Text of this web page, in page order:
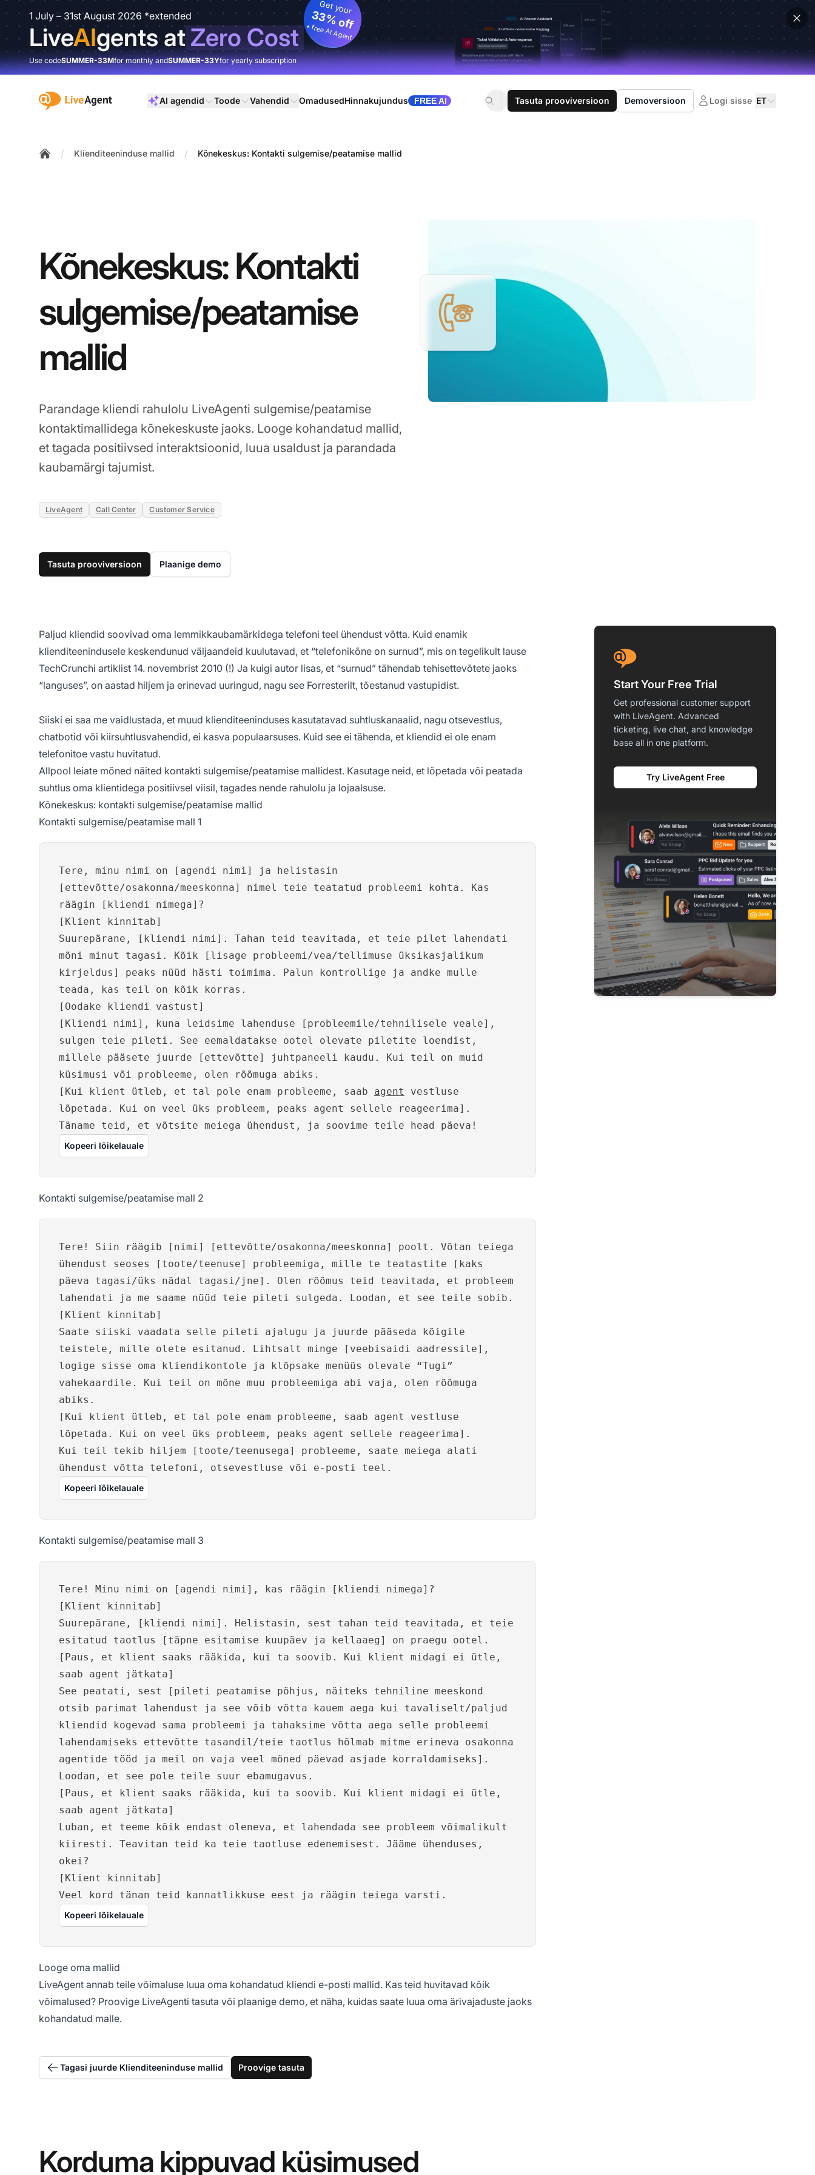
1 July – 31st August 2026 *extended
LiveAIgents atZero Cost
Get your
33% off
+ free AI Agent
Use codeSUMMER-33Mfor monthly andSUMMER-33Yfor yearly subscription
:site.title AI agendid Toode Vahendid OmadusedHinnakujundus FREE AI Tasuta prooviversioon Demoversioon Logi sisse ET
/ Klienditeeninduse mallid / Kõnekeskus: Kontakti sulgemise/peatamise mallid
Kõnekeskus: Kontakti
sulgemise/peatamise
mallid
Parandage kliendi rahulolu LiveAgenti sulgemise/peatamise
kontaktimallidega kõnekeskuste jaoks. Looge kohandatud mallid,
et tagada positiivsed interaktsioonid, luua usaldust ja parandada
kaubamärgi tajumist.
LiveAgent Call Center Customer Service
Tasuta prooviversioon Plaanige demo
Paljud kliendid soovivad oma lemmikkaubamärkidega telefoni teel ühendust võtta. Kuid enamik
klienditeenindusele keskendunud väljaandeid kuulutavad, et “telefonikõne on surnud”, mis on tegelikult lause
TechCrunchi artiklist 14. novembrist 2010 (!) Ja kuigi autor lisas, et “surnud” tähendab tehisettevõtete jaoks
“languses”, on aastad hiljem ja erinevad uuringud, nagu see Forresterilt, tõestanud vastupidist.
Siiski ei saa me vaidlustada, et muud klienditeeninduses kasutatavad suhtluskanaalid, nagu otsevestlus,
chatbotid või kiirsuhtlusvahendid, ei kasva populaarsuses. Kuid see ei tähenda, et kliendid ei ole enam
telefonitoe vastu huvitatud.
Allpool leiate mõned näited kontakti sulgemise/peatamise mallidest. Kasutage neid, et lõpetada või peatada
suhtlus oma klientidega positiivsel viisil, tagades nende rahulolu ja lojaalsuse.
Kõnekeskus: kontakti sulgemise/peatamise mallid
Kontakti sulgemise/peatamise mall 1
Tere, minu nimi on [agendi nimi] ja helistasin
[ettevõtte/osakonna/meeskonna] nimel teie teatatud probleemi kohta. Kas
räägin [kliendi nimega]?
[Klient kinnitab]
Suurepärane, [kliendi nimi]. Tahan teid teavitada, et teie pilet lahendati
mõni minut tagasi. Kõik [lisage probleemi/vea/tellimuse üksikasjalikum
kirjeldus] peaks nüüd hästi toimima. Palun kontrollige ja andke mulle
teada, kas teil on kõik korras.
[Oodake kliendi vastust]
[Kliendi nimi], kuna leidsime lahenduse [probleemile/tehnilisele veale],
sulgen teie pileti. See eemaldatakse ootel olevate piletite loendist,
millele pääsete juurde [ettevõtte] juhtpaneeli kaudu. Kui teil on muid
küsimusi või probleeme, olen rõõmuga abiks.
[Kui klient ütleb, et tal pole enam probleeme, saab agent
vestluse
lõpetada. Kui on veel üks probleem, peaks agent sellele reageerima].
Täname teid, et võtsite meiega ühendust, ja soovime teile head päeva!
Kopeeri lõikelauale
Kontakti sulgemise/peatamise mall 2
Tere! Siin räägib [nimi] [ettevõtte/osakonna/meeskonna] poolt. Võtan teiega
ühendust seoses [toote/teenuse] probleemiga, mille te teatastite [kaks
päeva tagasi/üks nädal tagasi/jne]. Olen rõõmus teid teavitada, et probleem
lahendati ja me saame nüüd teie pileti sulgeda. Loodan, et see teile sobib.
[Klient kinnitab]
Saate siiski vaadata selle pileti ajalugu ja juurde pääseda kõigile
teistele, mille olete esitanud. Lihtsalt minge [veebisaidi aadressile],
logige sisse oma kliendikontole ja klõpsake menüüs olevale “Tugi”
vahekaardile. Kui teil on mõne muu probleemiga abi vaja, olen rõõmuga
abiks.
[Kui klient ütleb, et tal pole enam probleeme, saab agent vestluse
lõpetada. Kui on veel üks probleem, peaks agent sellele reageerima].
Kui teil tekib hiljem [toote/teenusega] probleeme, saate meiega alati
ühendust võtta telefoni, otsevestluse või e-posti teel.
Kopeeri lõikelauale
Kontakti sulgemise/peatamise mall 3
Tere! Minu nimi on [agendi nimi], kas räägin [kliendi nimega]?
[Klient kinnitab]
Suurepärane, [kliendi nimi]. Helistasin, sest tahan teid teavitada, et teie
esitatud taotlus [täpne esitamise kuupäev ja kellaaeg] on praegu ootel.
[Paus, et klient saaks rääkida, kui ta soovib. Kui klient midagi ei ütle,
saab agent jätkata]
See peatati, sest [pileti peatamise põhjus, näiteks tehniline meeskond
otsib parimat lahendust ja see võib võtta kauem aega kui tavaliselt/paljud
kliendid kogevad sama probleemi ja tahaksime võtta aega selle probleemi
lahendamiseks ettevõtte tasandil/teie taotlus hõlmab mitme erineva osakonna
agentide tööd ja meil on vaja veel mõned päevad asjade korraldamiseks].
Loodan, et see pole teile suur ebamugavus.
[Paus, et klient saaks rääkida, kui ta soovib. Kui klient midagi ei ütle,
saab agent jätkata]
Luban, et teeme kõik endast oleneva, et lahendada see probleem võimalikult
kiiresti. Teavitan teid ka teie taotluse edenemisest. Jääme ühenduses,
okei?
[Klient kinnitab]
Veel kord tänan teid kannatlikkuse eest ja räägin teiega varsti.
Kopeeri lõikelauale
Looge oma mallid
LiveAgent annab teile võimaluse luua oma kohandatud kliendi e-posti mallid. Kas teid huvitavad kõik
võimalused? Proovige LiveAgenti tasuta või plaanige demo, et näha, kuidas saate luua oma ärivajaduste jaoks
kohandatud malle.
Tagasi juurde Klienditeeninduse mallid Proovige tasuta
Start Your Free Trial
Get professional customer support
with LiveAgent. Advanced
ticketing, live chat, and knowledge
base all in one platform.
Try LiveAgent Free
Korduma kippuvad küsimused